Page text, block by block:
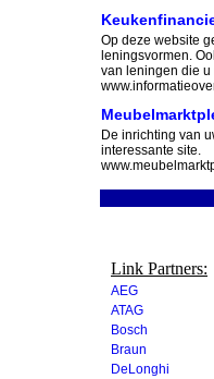
Op deze website
leningsvormen.
van leningen die
De inrichting van
interessante site.
Link Partners:
AEG
ATAG
Bosch
Braun
DeLonghi